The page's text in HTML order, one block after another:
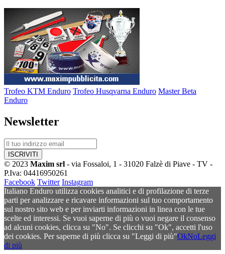
Trofeo KTM Enduro Trofeo Husqvarna Enduro Master Beta
Enduro
Newsletter
© 2023 Maxim srl - via Fossaloi, 1 - 31020 Falzè di Piave - TV -
P.Iva: 04416950261
Facebook Twitter Instagram
Italiano Enduro utilizza cookies analitici e di profilazione di terze
parti per analizzare e ricavare informazioni sul tuo comportamento
sul nostro sito web e per inviarti informazioni in linea con le tue
scelte ed interessi. Se vuoi saperne di più o vuoi negare il consenso
ad alcuni cookies, clicca su "No". Se clicchi su "Ok", accetti l'uso
dei cookies. Per saperne di più clicca su "Leggi di più"OkNoLeggi
di più